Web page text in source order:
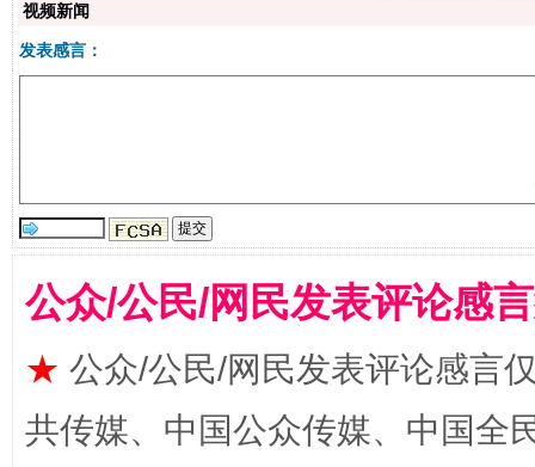
视频新闻
发表感言：
公众/公民/网民发表评论感
★ 公众/公民/网民发表评论感言
共传媒、中国公众传媒、中国全